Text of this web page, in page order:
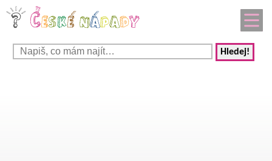
Hledej!